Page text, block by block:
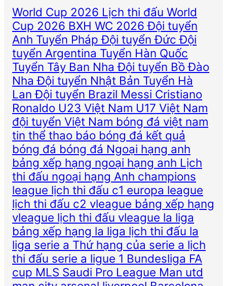
World Cup 2026 Lịch thi đấu World
Cup 2026 BXH WC 2026 Đội tuyển
Anh Tuyển Pháp Đội tuyển Đức Đội
tuyển Argentina Tuyển Hàn Quốc
Tuyển Tây Ban Nha Đội tuyển Bồ Đào
Nha Đội tuyển Nhật Bản Tuyển Hà
Lan Đội tuyển Brazil Messi Cristiano
Ronaldo U23 Việt Nam U17 Việt Nam
đội tuyển Việt Nam bóng đá việt nam
tin thể thao báo bóng đá kết quả
bóng đá bóng đá Ngoại hạng anh
bảng xếp hạng ngoại hạng anh Lịch
thi đấu ngoại hạng Anh champions
league lịch thi đấu c1 europa league
lịch thi đấu c2 vleague bảng xếp hạng
vleague lịch thi đấu vleague la liga
bảng xếp hạng la liga lịch thi đấu la
liga serie a Thứ hạng của serie a lịch
thi đấu serie a ligue 1 Bundesliga FA
cup MLS Saudi Pro League Man utd